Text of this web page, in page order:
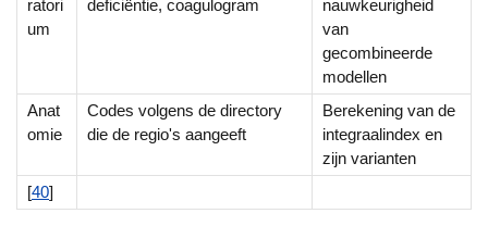
ratori
um
deficiëntie, coagulogram
nauwkeurigheid
van
gecombineerde
modellen
Anat
omie
Codes volgens de directory
die de regio's aangeeft
Berekening van de
integraalindex en
zijn varianten
[40]